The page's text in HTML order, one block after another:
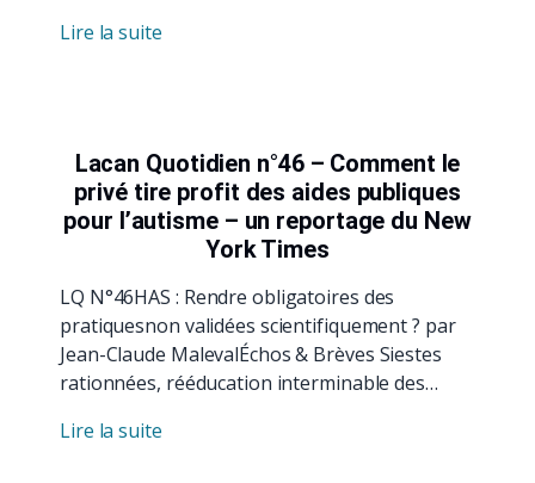
Lire la suite
Lacan Quotidien n°46 – Comment le
privé tire profit des aides publiques
pour l’autisme – un reportage du New
York Times
LQ N°46HAS : Rendre obligatoires des
pratiquesnon validées scientifiquement ? par
Jean-Claude MalevalÉchos & Brèves Siestes
rationnées, rééducation interminable des…
Lire la suite